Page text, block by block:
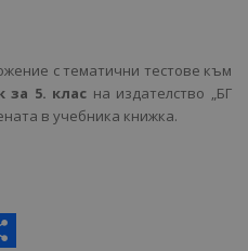
с тематични тестове към
за 5. клас на издателство „БГ
в учебника книжка.